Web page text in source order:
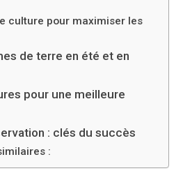
culture pour maximiser les
de terre en été et en
pour une meilleure
: clés du succès
: